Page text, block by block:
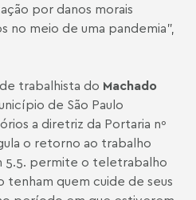
por danos morais
no meio de uma pandemia”,
trabalhista do Machado
de São Paulo
a diretriz da Portaria nº
o retorno ao trabalho
5.5. permite o teletrabalho
tenham quem cuide de seus